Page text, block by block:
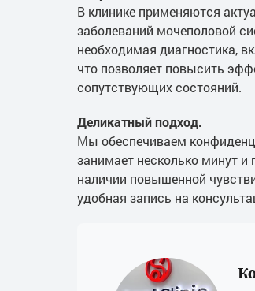
В клинике применяются
заболеваний мочеполовой
необходимая диагностика,
что позволяет повысить
сопутствующих состояний.
Деликатный подход.
Мы обеспечиваем
занимает несколько минут
наличии повышенной
удобная запись на